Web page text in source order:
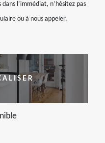
l’immédiat, n’hésitez pas
ou à nous appeler.